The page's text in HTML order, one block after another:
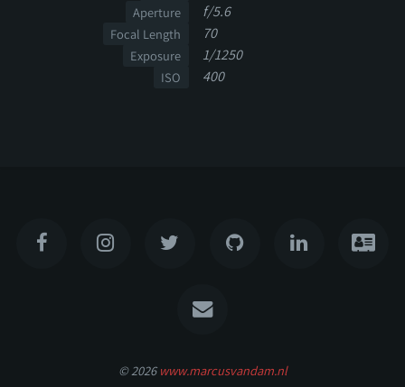
Aperture f/5.6
Focal Length 70
Exposure 1/1250
ISO 400
© 2026 www.marcusvandam.nl